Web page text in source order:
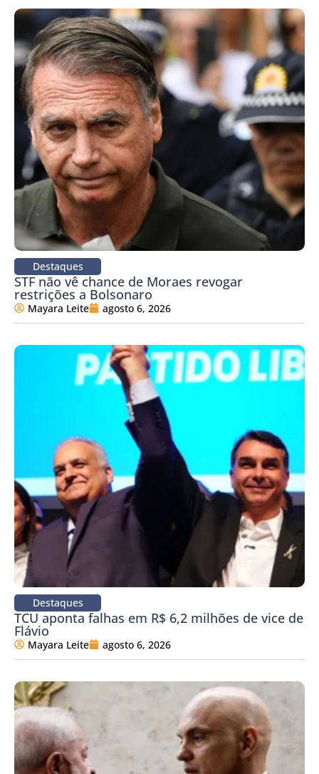
Destaques
STF não vê chance de Moraes revogar
restrições a Bolsonaro
Mayara Leite agosto 6, 2026
Destaques
TCU aponta falhas em R$ 6,2 milhões de vice de
Flávio
Mayara Leite agosto 6, 2026